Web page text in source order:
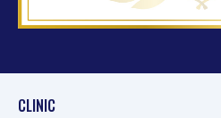
CLINIC